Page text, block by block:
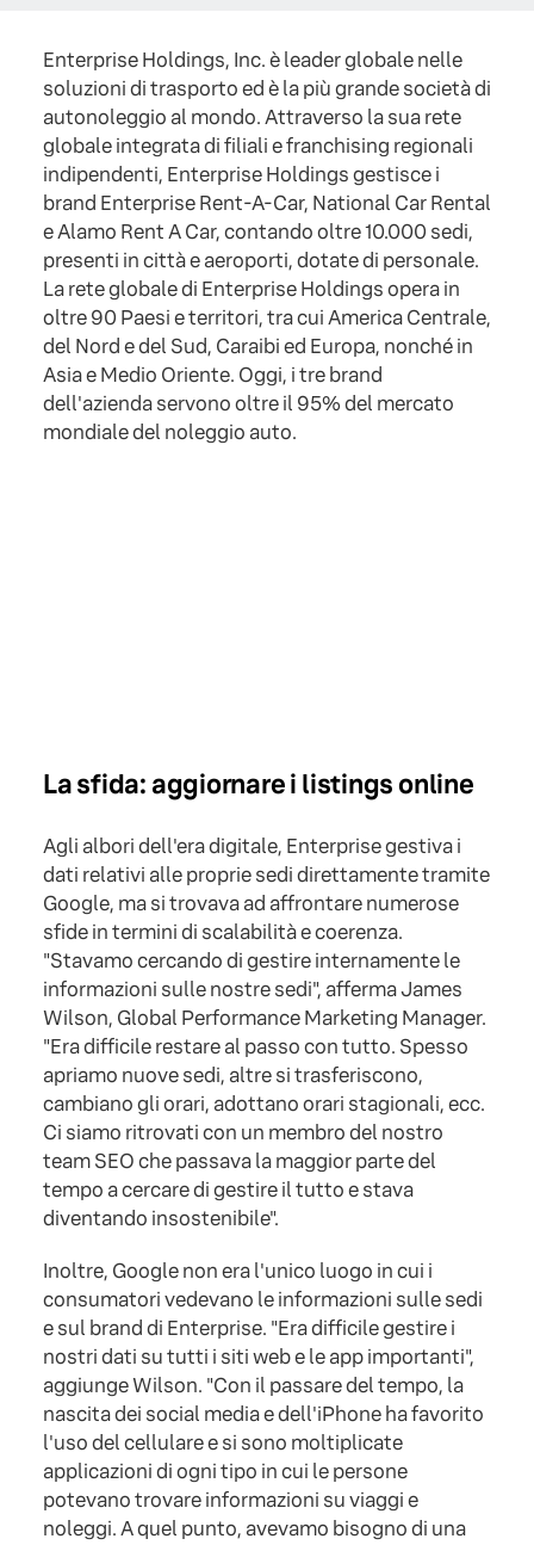
Enterprise Holdings, Inc. è leader globale nelle
soluzioni di trasporto ed è la più grande società di
autonoleggio al mondo. Attraverso la sua rete
globale integrata di filiali e franchising regionali
indipendenti, Enterprise Holdings gestisce i
brand Enterprise Rent-A-Car, National Car Rental
e Alamo Rent A Car, contando oltre 10.000 sedi,
presenti in città e aeroporti, dotate di personale.
La rete globale di Enterprise Holdings opera in
oltre 90 Paesi e territori, tra cui America Centrale,
del Nord e del Sud, Caraibi ed Europa, nonché in
Asia e Medio Oriente. Oggi, i tre brand
dell'azienda servono oltre il 95% del mercato
mondiale del noleggio auto.
La sfida: aggiornare i listings online
Agli albori dell'era digitale, Enterprise gestiva i
dati relativi alle proprie sedi direttamente tramite
Google, ma si trovava ad affrontare numerose
sfide in termini di scalabilità e coerenza.
"Stavamo cercando di gestire internamente le
informazioni sulle nostre sedi", afferma James
Wilson, Global Performance Marketing Manager.
"Era difficile restare al passo con tutto. Spesso
apriamo nuove sedi, altre si trasferiscono,
cambiano gli orari, adottano orari stagionali, ecc.
Ci siamo ritrovati con un membro del nostro
team SEO che passava la maggior parte del
tempo a cercare di gestire il tutto e stava
diventando insostenibile".
Inoltre, Google non era l'unico luogo in cui i
consumatori vedevano le informazioni sulle sedi
e sul brand di Enterprise. "Era difficile gestire i
nostri dati su tutti i siti web e le app importanti",
aggiunge Wilson. "Con il passare del tempo, la
nascita dei social media e dell'iPhone ha favorito
l'uso del cellulare e si sono moltiplicate
applicazioni di ogni tipo in cui le persone
potevano trovare informazioni su viaggi e
noleggi. A quel punto, avevamo bisogno di una